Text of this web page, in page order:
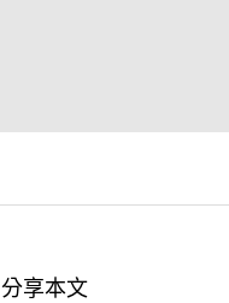
分享本文